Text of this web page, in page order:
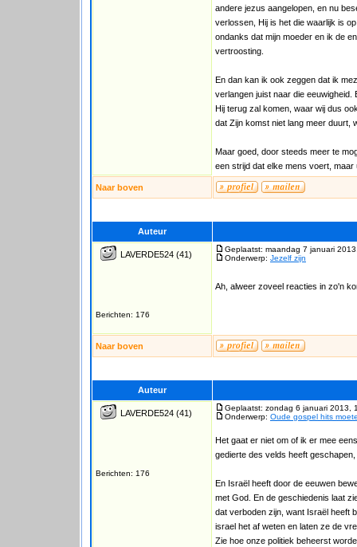
andere jezus aangelopen, en nu
verlossen, Hij is het die waarlijk is
ondanks dat mijn moeder en ik de
vertroosting.
En dan kan ik ook zeggen dat ik
verlangen juist naar die
Hij terug zal komen, waar wij dus
dat Zijn komst niet lang meer duurt,
Maar goed, door steeds meer te
een strijd dat elke mens voert,
Naar boven
Auteur
LAVERDE524 (41)
Berichten: 176
Geplaatst: maandag 7 januari
Onderwerp: Jezelf zijn
Ah, alweer zoveel reacties in zo'n
Naar boven
Auteur
LAVERDE524 (41)
Berichten: 176
Geplaatst: zondag 6 januari 2013,
Onderwerp: Oude gospel hits
Het gaat er niet om of ik er mee
gedierte des velds heeft
En Israël heeft door de eeuwen
met God. En de geschiedenis laat
dat verboden zijn, want Israël heeft
israel het af weten en laten ze de
Zie hoe onze politiek beheerst